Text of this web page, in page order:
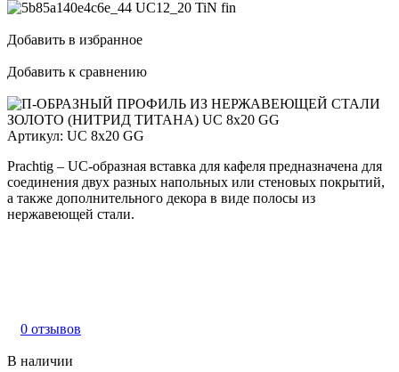
Добавить в избранное
Добавить к сравнению
Артикул: UC 8x20 GG
Prachtig – UС-образная вставка для кафеля предназначена для
соединения двух разных напольных или стеновых покрытий,
а также дополнительного декора в виде полосы из
нержавеющей стали.
0 отзывов
В наличии